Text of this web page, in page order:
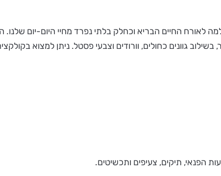
לאורח החיים הבריא וכחלק בלתי נפרד מחיי היום-יום שלנו.
גוונים כחולים, וורודים וצבעי פסטל. ניתן למצוא